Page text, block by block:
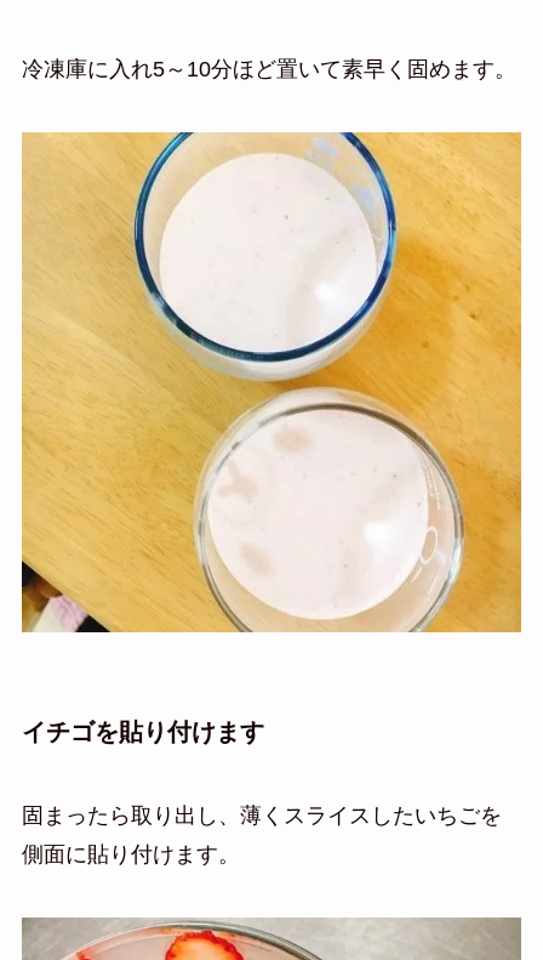
冷凍庫に入れ5～10分ほど置いて素早く固めます。
イチゴを貼り付けます
固まったら取り出し、薄くスライスしたいちごを
側面に貼り付けます。